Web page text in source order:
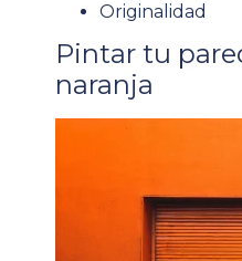
Originalidad
Pintar tu
naranja